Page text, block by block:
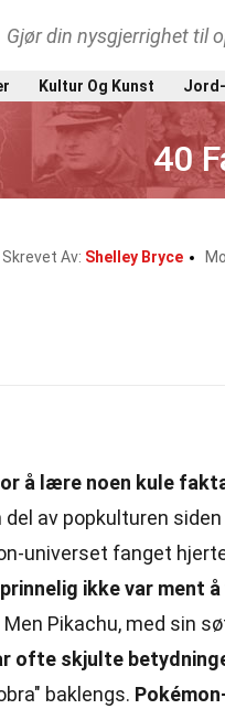
Gjør din nysgjerrighet til
Kultur Og Kunst
40
Skrevet Av: Shelley Bryce
å lære noen kule
av popkulturen
universet fanget
ikke var ment
Pikachu, med sin
ofte skjulte
baklengs.